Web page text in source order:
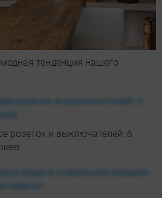
тенденция нашего
розеток и выключателей: 6